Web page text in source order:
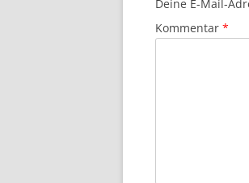
Deine E-Mail-
Kommentar *